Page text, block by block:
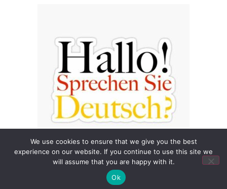
We use cookies to ensure that we give you the best
experience on our website. If you continue to use this site we
will assume that you are happy with it.
Ok